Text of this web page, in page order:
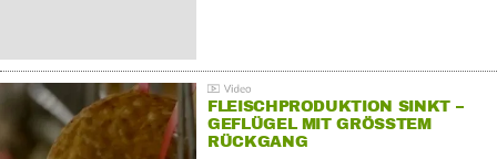
FLEISCHPRODUKTION SINKT –
GEFLÜGEL MIT GRÖSSTEM R
ÜCKGANG